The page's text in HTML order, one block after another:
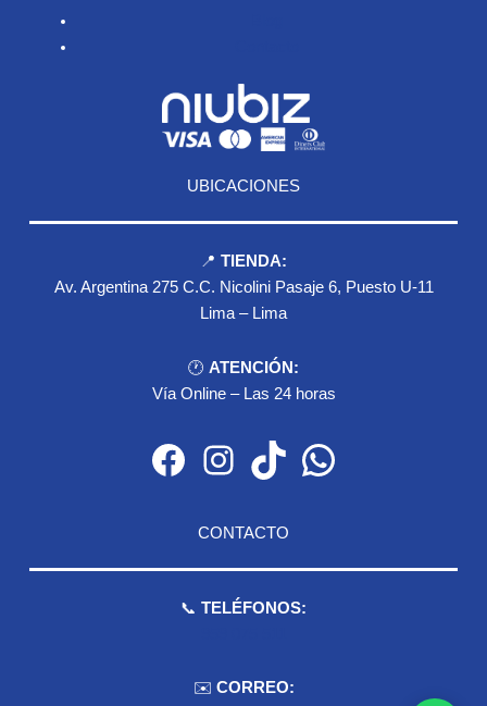
UBICACIONES
📍 TIENDA:
Av. Argentina 275 C.C. Nicolini Pasaje 6, Puesto U-11
Lima – Lima
🕐 ATENCIÓN:
Vía Online – Las 24 horas
Facebook Instagram TikTok WhatsApp
CONTACTO
📞 TELÉFONOS:
✉️ CORREO: